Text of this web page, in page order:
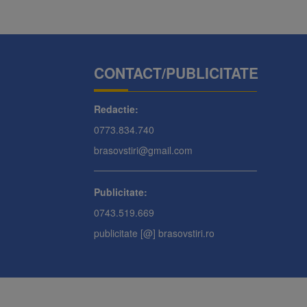
CONTACT/PUBLICITATE
Redactie:
0773.834.740
brasovstiri@gmail.com
Publicitate:
0743.519.669
publicitate [@] brasovstiri.ro